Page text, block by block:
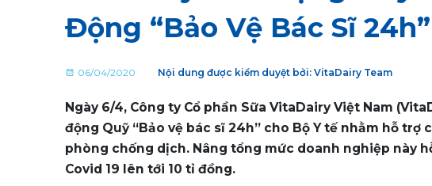
Động “Bảo Vệ Bác Sĩ
06/04/2020 Nội dung được kiểm duyệt bởi: VitaDairy Team
Ngày 6/4, Công ty Cổ phần Sữa VitaDairy Việt Nam
động Quỹ “Bảo vệ bác sĩ 24h” cho Bộ Y tế nhằm hỗ
phòng chống dịch. Nâng tổng mức doanh nghiệp này
Covid 19 lên tới 10 tỉ đồng.